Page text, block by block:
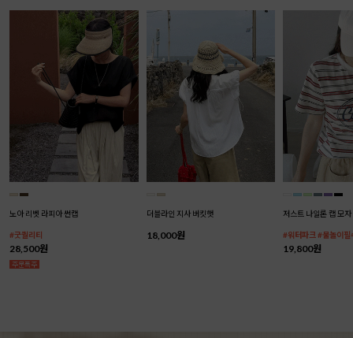
노아 리벳 라피아 썬캡
#굿퀄리티
28,500원
더블라인 지사 버킷햇
18,000원
저스트 나일론 캡 모자
#워터파크 #물놀이필
19,800원